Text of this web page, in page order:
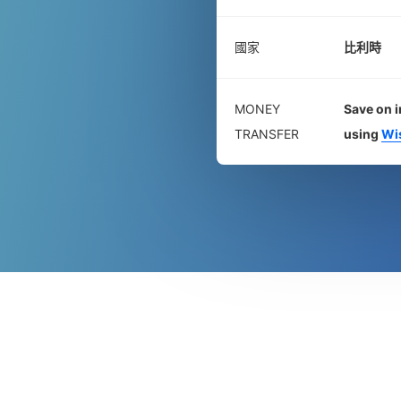
國家 比利時
MONEY
TRANSFER
Save on
using